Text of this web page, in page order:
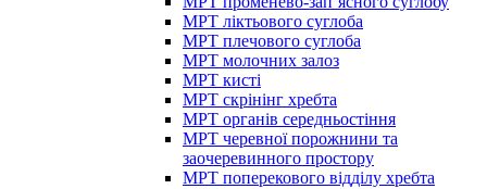
МРТ ліктьового суглоба
МРТ плечового суглоба
МРТ молочних залоз
МРТ кисті
МРТ скрінінг хребта
МРТ органів середньостіння
МРТ черевної порожнини та
заочеревинного простору
МРТ поперекового відділу хребта